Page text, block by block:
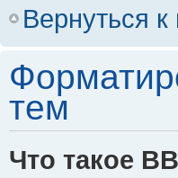
Вернуться к
тем
Что такое